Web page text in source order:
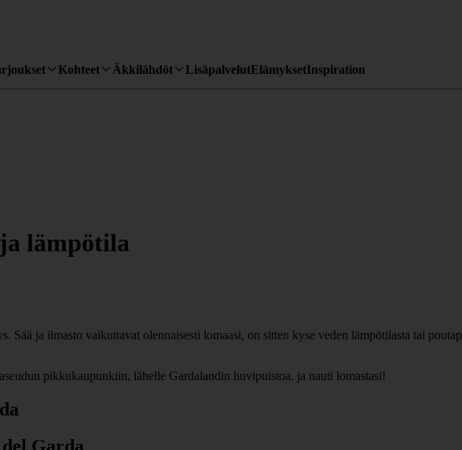
Kohteet Äkkilähdöt LisäpalvelutElämyksetInspiration
lämpötila
ja ilmasto vaikuttavat olennaisesti lomaasi, on sitten kyse veden lämpötilasta tai
pikkukaupunkiin, lähelle Gardalandin huvipuistoa. ja nauti lomastasi!
Garda